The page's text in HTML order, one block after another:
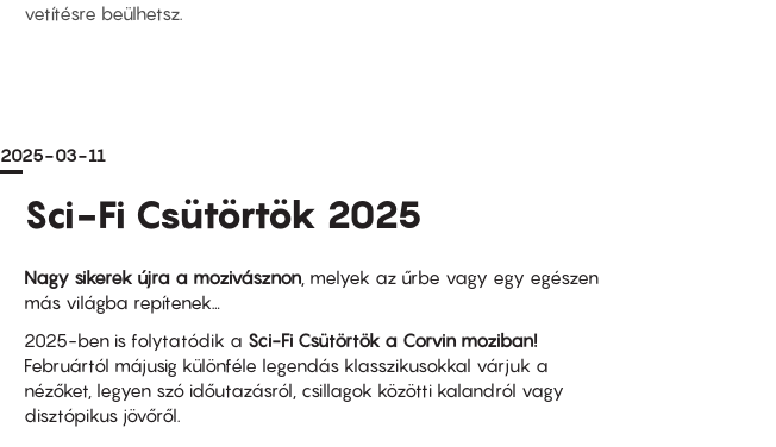
vetítésre beülhetsz.
2025-03-11
Sci-Fi Csütörtök 2025
Nagy sikerek újra a mozivásznon , melyek az űrbe vagy egy egészen
más világba repítenek…
2025-ben is folytatódik a Sci-Fi Csütörtök a Corvin moziban!
Februártól májusig különféle legendás klasszikusokkal várjuk a
nézőket, legyen szó időutazásról, csillagok közötti kalandról vagy
disztópikus jövőről.